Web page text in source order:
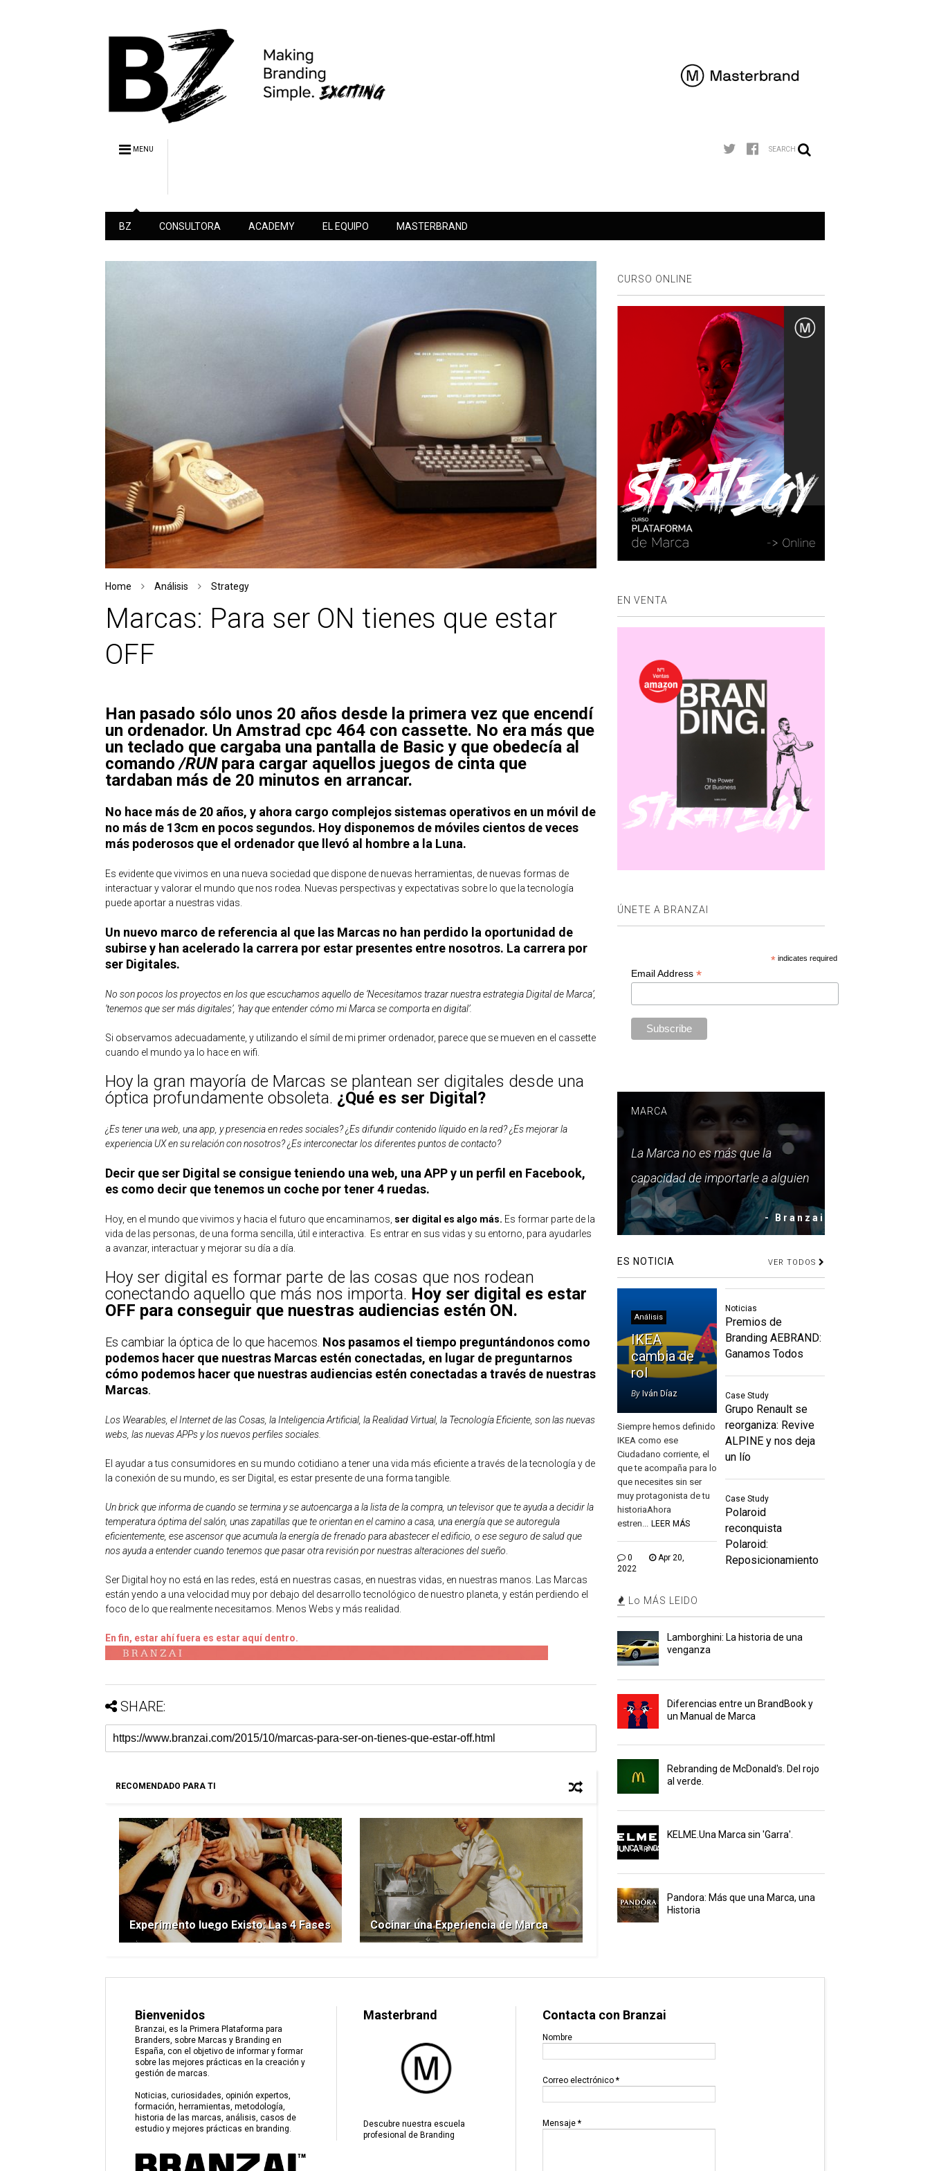
MENU SEARCH
BZ CONSULTORA ACADEMY EL EQUIPO MASTERBRAND
Home Análisis Strategy
Marcas: Para ser ON tienes que estar
OFF
Han pasado sólo unos 20 años desde la primera vez que encendí
un ordenador. Un Amstrad cpc 464 con cassette. No era más que
un teclado que cargaba una pantalla de Basic y que obedecía al
comando/RUN para cargar aquellos juegos de cinta que
tardaban más de 20 minutos en arrancar.
No hace más de 20 años, y ahora cargo complejos sistemas operativos en un móvil de
no más de 13cm en pocos segundos. Hoy disponemos de móviles cientos de veces
más poderosos que el ordenador que llevó al hombre a la Luna.
Es evidente que vivimos en una nueva sociedad que dispone de nuevas herramientas, de nuevas formas de
interactuar y valorar el mundo que nos rodea. Nuevas perspectivas y expectativas sobre lo que la tecnología
puede aportar a nuestras vidas.
Un nuevo marco de referencia al que las Marcas no han perdido la oportunidad de
subirse y han acelerado la carrera por estar presentes entre nosotros. La carrera por
ser Digitales.
No son pocos los proyectos en los que escuchamos aquello de ‘Necesitamos trazar nuestra estrategia Digital de Marca’,
‘tenemos que ser más digitales’, ‘hay que entender cómo mi Marca se comporta en digital’.
Si observamos adecuadamente, y utilizando el símil de mi primer ordenador, parece que se mueven en el cassette
cuando el mundo ya lo hace en wifi.
Hoy la gran mayoría de Marcas se plantean ser digitales desde una
óptica profundamente obsoleta. ¿Qué es ser Digital?
¿Es tener una web, una app, y presencia en redes sociales? ¿Es difundir contenido líquido en la red? ¿Es mejorar la
experiencia UX en su relación con nosotros? ¿Es interconectar los diferentes puntos de contacto?
Decir que ser Digital se consigue teniendo una web, una APP y un perfil en Facebook,
es como decir que tenemos un coche por tener 4 ruedas.
Hoy, en el mundo que vivimos y hacia el futuro que encaminamos, ser digital es algo más. Es formar parte de la
vida de las personas, de una forma sencilla, útil e interactiva. Es entrar en sus vidas y su entorno, para ayudarles
a avanzar, interactuar y mejorar su día a día.
Hoy ser digital es formar parte de las cosas que nos rodean
conectando aquello que más nos importa. Hoy ser digital es estar
OFF para conseguir que nuestras audiencias estén ON.
Es cambiar la óptica de lo que hacemos. Nos pasamos el tiempo preguntándonos como
podemos hacer que nuestras Marcas estén conectadas, en lugar de preguntarnos
cómo podemos hacer que nuestras audiencias estén conectadas a través de nuestras
Marcas.
Los Wearables, el Internet de las Cosas, la Inteligencia Artificial, la Realidad Virtual, la Tecnología Eficiente, son las nuevas
webs, las nuevas APPs y los nuevos perfiles sociales.
El ayudar a tus consumidores en su mundo cotidiano a tener una vida más eficiente a través de la tecnología y de
la conexión de su mundo, es ser Digital, es estar presente de una forma tangible.
Un brick que informa de cuando se termina y se autoencarga a la lista de la compra, un televisor que te ayuda a decidir la
temperatura óptima del salón, unas zapatillas que te orientan en el camino a casa, una energía que se autoregula
eficientemente, ese ascensor que acumula la energía de frenado para abastecer el edificio, o ese seguro de salud que
nos ayuda a entender cuando tenemos que pasar otra revisión por nuestras alteraciones del sueño
Ser Digital hoy no está en las redes, está en nuestras casas, en nuestras vidas, en nuestras manos. Las Marcas
están yendo a una velocidad muy por debajo del desarrollo tecnológico de nuestro planeta, y están perdiendo el
foco de lo que realmente necesitamos. Menos Webs y más realidad.
En fin, estar ahí fuera es estar aquí dentro.
SHARE:
RECOMENDADO PARA TI
Experimento luego Existo: Las 4 Fases Cocinar una Experiencia de Marca
CURSO ONLINE
EN VENTA
ÚNETE A BRANZAI
*indicates required
Email Address *
MARCA
La Marca no es más que la
capacidad de importarle a alguien
- Branzai
ES NOTICIA VER TODOS
Análisis
IKEA
cambia de
rol
By Iván Díaz
Siempre hemos definido
IKEA como ese
Ciudadano corriente, el
que te acompaña para lo
que necesites sin ser
muy protagonista de tu
historiaAhora
estren...
LEER MÁS
0
Apr 20,
2022
Noticias
Premios de
Branding AEBRAND:
Ganamos Todos
Case Study
Grupo Renault se
reorganiza: Revive
ALPINE y nos deja
un lío
Case Study
Polaroid
reconquista
Polaroid:
Reposicionamiento
Lo MÁS LEIDO
Lamborghini: La historia de una
venganza
Diferencias entre un BrandBook y
un Manual de Marca
Rebranding de McDonald's. Del rojo
al verde.
KELME.Una Marca sin 'Garra'.
Pandora: Más que una Marca, una
Historia
Bienvenidos
Branzai, es la Primera Plataforma para
Branders, sobre Marcas y Branding en
España, con el objetivo de informar y formar
sobre las mejores prácticas en la creación y
gestión de marcas.
Noticias, curiosidades, opinión expertos,
formación, herramientas, metodología,
historia de las marcas, análisis, casos de
estudio y mejores prácticas en branding.
Masterbrand
Descubre nuestra escuela
profesional de Branding
Contacta con Branzai
Nombre
Correo electrónico *
Mensaje *